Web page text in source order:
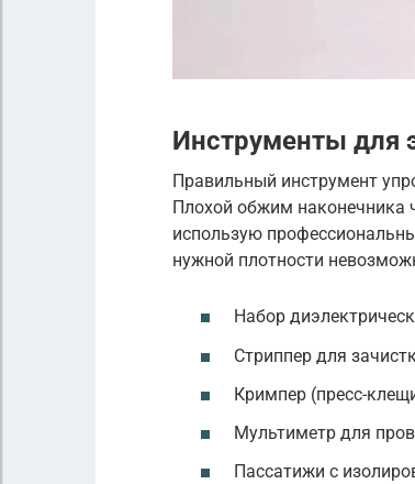
Инструменты для
Правильный инструмент
Плохой обжим наконечника
использую
нужной плотности
Набор
Стриппер для
Кримпер (пресс-
Мультиметр для
Пассатижи с